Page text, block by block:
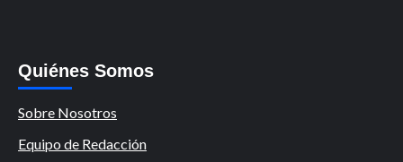
Quiénes Somos
Sobre Nosotros
Equipo de Redacción